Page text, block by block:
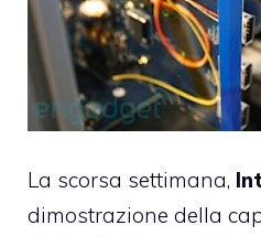
La scorsa settimana,
dimostrazione della